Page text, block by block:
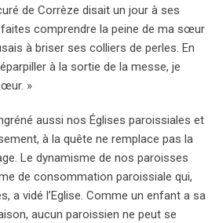
de Corrèze disait un jour à ses
comprendre la peine de ma sœur
à briser ses colliers de perles. En
à la sortie de la messe, je
»
aussi nos Églises paroissiales et
à la quête ne remplace pas la
Le dynamisme de nos paroisses
de consommation paroissiale qui,
a vidé l’Eglise. Comme un enfant a sa
aucun paroissien ne peut se